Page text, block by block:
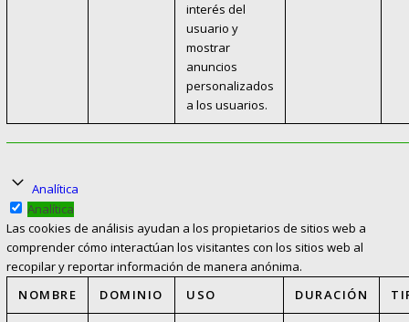
interés del
usuario y
mostrar
anuncios
personalizados
a los usuarios.
Analítica
Analítica
Las cookies de análisis ayudan a los propietarios de sitios web a
comprender cómo interactúan los visitantes con los sitios web al
recopilar y reportar información de manera anónima.
NOMBRE
DOMINIO USO DURACIÓN